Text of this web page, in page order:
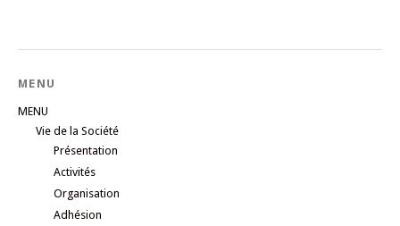
MENU
MENU
Vie de la Société
Présentation
Activités
Organisation
Adhésion